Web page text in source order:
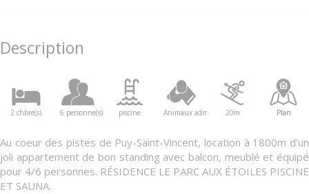
Description
2 chbre(s) 6 personne(s) piscine Animaux admis 20m Plan
Au coeur des pistes de Puy-Saint-Vincent, location à 1800m d'un
joli appartement de bon standing avec balcon, meublé et équipé
pour 4/6 personnes. RÉSIDENCE LE PARC AUX ÉTOILES PISCINE
ET SAUNA.